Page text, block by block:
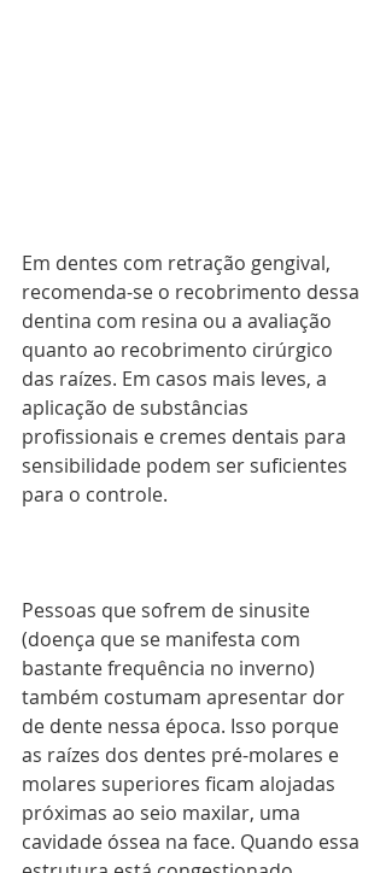
Em dentes com retração gengival,
recomenda-se o recobrimento dessa
dentina com resina ou a avaliação
quanto ao recobrimento cirúrgico
das raízes. Em casos mais leves, a
aplicação de substâncias
profissionais e cremes dentais para
sensibilidade podem ser suficientes
para o controle.
Pessoas que sofrem de sinusite
(doença que se manifesta com
bastante frequência no inverno)
também costumam apresentar dor
de dente nessa época. Isso porque
as raízes dos dentes pré-molares e
molares superiores ficam alojadas
próximas ao seio maxilar, uma
cavidade óssea na face. Quando essa